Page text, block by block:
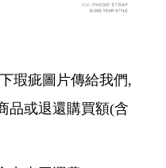
瑕疵圖片傳給我們,
品或退還購買額(含